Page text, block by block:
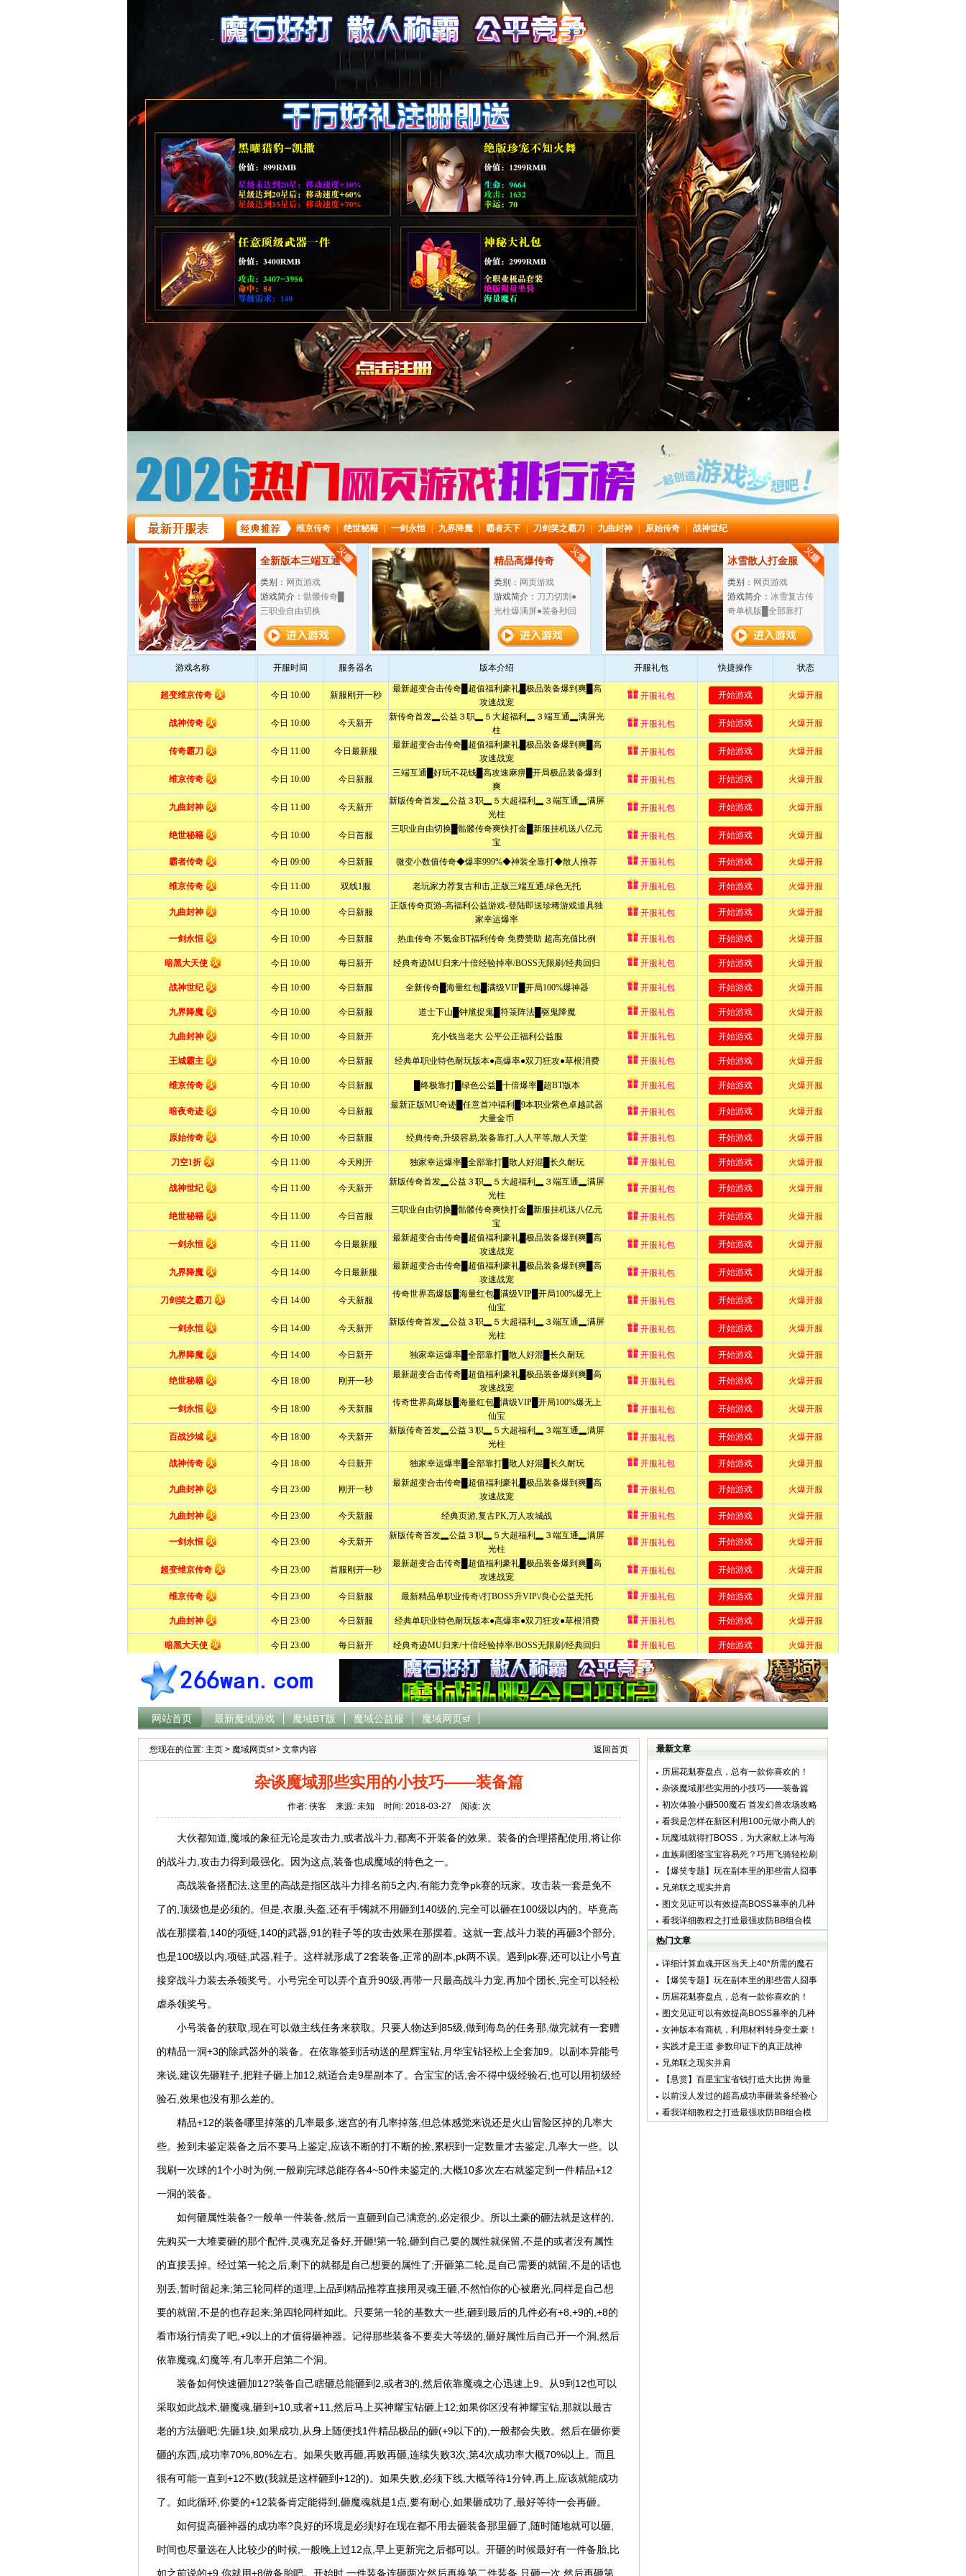
网站首页 最新魔域游戏 魔域BT版 魔域公益服 魔域网页sf
返回首页
您现在的位置: 主页 > 魔域网页sf> 文章内容
杂谈魔域那些实用的小技巧——装备篇
作者: 侠客 来源: 未知 时间: 2018-03-27 阅读: 次
大伙都知道,魔域的象征无论是攻击力,或者战斗力,都离不开装备的效果。装备的合理搭配使用,将让你
的战斗力,攻击力得到最强化。因为这点,装备也成魔域的特色之一。
高战装备搭配法,这里的高战是指区战斗力排名前5之内,有能力竞争pk赛的玩家。攻击装一套是免不
了的,顶级也是必须的。但是,衣服,头盔,还有手镯就不用砸到140级的,完全可以砸在100级以内的。毕竟高
战在那摆着,140的项链,140的武器,91的鞋子等的攻击效果在那摆着。这就一套,战斗力装的再砸3个部分,
也是100级以内,项链,武器,鞋子。这样就形成了2套装备,正常的副本,pk两不误。遇到pk赛,还可以让小号直
接穿战斗力装去杀领奖号。小号完全可以弄个直升90级,再带一只最高战斗力宠,再加个团长,完全可以轻松
虐杀领奖号。
小号装备的获取,现在可以做主线任务来获取。只要人物达到85级,做到海岛的任务那,做完就有一套赠
的精品一洞+3的除武器外的装备。在依靠签到活动送的星辉宝钻,月华宝钻轻松上全套加9。以副本异能号
来说,建议先砸鞋子,把鞋子砸上加12,就适合走9星副本了。合宝宝的话,舍不得中级经验石,也可以用初级经
验石,效果也没有那么差的。
精品+12的装备哪里掉落的几率最多,迷宫的有几率掉落,但总体感觉来说还是火山冒险区掉的几率大
些。捡到未鉴定装备之后不要马上鉴定,应该不断的打不断的捡,累积到一定数量才去鉴定,几率大一些。以
我刷一次球的1个小时为例,一般刷完球总能存各4~50件未鉴定的,大概10多次左右就鉴定到一件精品+12
一洞的装备。
如何砸属性装备?一般单一件装备,然后一直砸到自己满意的,必定很少。所以土豪的砸法就是这样的,
先购买一大堆要砸的那个配件,灵魂充足备好,开砸!第一轮,砸到自己要的属性就保留,不是的或者没有属性
的直接丢掉。经过第一轮之后,剩下的就都是自己想要的属性了;开砸第二轮,是自己需要的就留,不是的话也
别丢,暂时留起来;第三轮同样的道理,上品到精品推荐直接用灵魂王砸,不然怕你的心被磨光,同样是自己想
要的就留,不是的也存起来;第四轮同样如此。只要第一轮的基数大一些,砸到最后的几件必有+8,+9的,+8的
看市场行情卖了吧,+9以上的才值得砸神器。记得那些装备不要卖大等级的,砸好属性后自己开一个洞,然后
依靠魔魂,幻魔等,有几率开启第二个洞。
装备如何快速砸加12?装备自己瞎砸总能砸到2,或者3的,然后依靠魔魂之心迅速上9。从9到12也可以
采取如此战术,砸魔魂,砸到+10,或者+11,然后马上买神耀宝钻砸上12;如果你区没有神耀宝钻,那就以最古
老的方法砸吧:先砸1块,如果成功,从身上随便找1件精品极品的砸(+9以下的),一般都会失败。然后在砸你要
砸的东西,成功率70%,80%左右。如果失败再砸,再败再砸,连续失败3次,第4次成功率大概70%以上。而且
很有可能一直到+12不败(我就是这样砸到+12的)。如果失败,必须下线,大概等待1分钟,再上,应该就能成功
了。如此循环,你要的+12装备肯定能得到,砸魔魂就是1点,要有耐心,如果砸成功了,最好等待一会再砸。
如何提高砸神器的成功率?良好的环境是必须!好在现在都不用去砸装备那里砸了,随时随地就可以砸,
时间也尽量选在人比较少的时候,一般晚上过12点,早上更新完之后都可以。开砸的时候最好有一件备胎,比
如之前说的+9,你就用+8做备胎吧。开始时,一件装备连砸两次然后再换第二件装备,只砸一次,然后再砸第
最新文章
历届花魁赛盘点，总有一款你喜欢的！
杂谈魔域那些实用的小技巧——装备篇
初次体验小赚500魔石 首发幻兽农场攻略
教你轻松发财
看我是怎样在新区利用100元做小商人的
玩魔域就得打BOSS，为大家献上冰与海
的奏乐曲
血族刷图签宝宝容易死？巧用飞骑轻松刷
【爆笑专题】玩在副本里的那些雷人囧事
兄弟联之现实并肩
图文见证可以有效提高BOSS暴率的几种
办法
看我详细教程之打造最强攻防BB组合模
式
热门文章
详细计算血魂开区当天上40*所需的魔石
和评分要求（图）
【爆笑专题】玩在副本里的那些雷人囧事
历届花魁赛盘点，总有一款你喜欢的！
图文见证可以有效提高BOSS暴率的几种
办法
女神版本有商机，利用材料转身变土豪！
实践才是王道 参数印证下的真正战神
兄弟联之现实并肩
【悬赏】百星宝宝省钱打造大比拼 海量
魔石奖励等你拿
以前没人发过的超高成功率砸装备经验心
法
看我详细教程之打造最强攻防BB组合模